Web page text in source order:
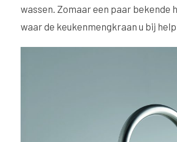
wassen. Zomaar een paar bekende
waar de keukenmengkraan u bij